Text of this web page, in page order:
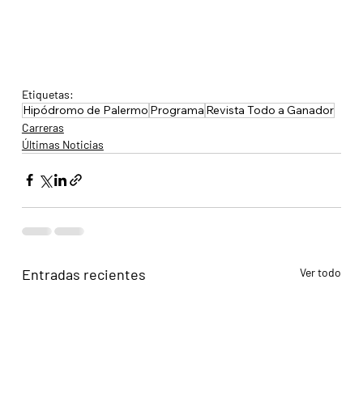
Etiquetas:
Hipódromo de Palermo Programa Revista Todo a Ganador
Carreras
Últimas Noticias
Entradas recientes Ver todo